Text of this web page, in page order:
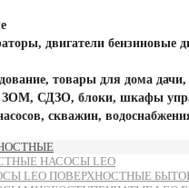
двигатели бензиновые
товары для дома
ЗОМ, СДЗО, блоки, шкафы
скважин,
НАСОСЫ LEO
LEO ПОВЕРХНОСТНЫЕ